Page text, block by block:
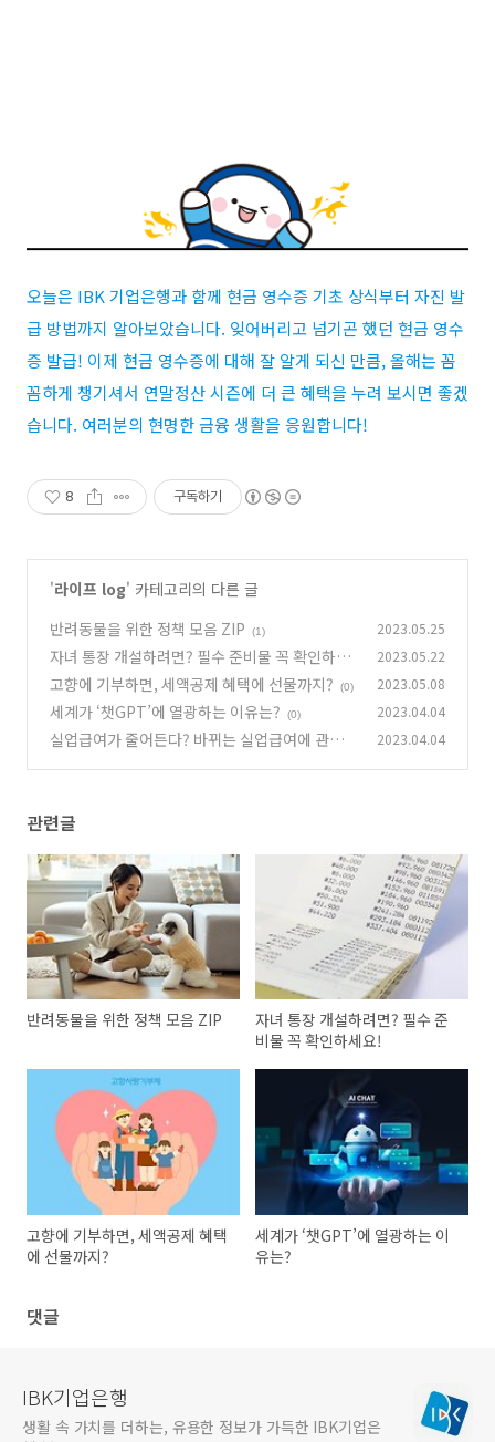
오늘은 IBK 기업은행과 함께 현금 영수증 기초 상식부터 자진 발
급 방법까지 알아보았습니다. 잊어버리고 넘기곤 했던 현금 영수
증 발급! 이제 현금 영수증에 대해 잘 알게 되신 만큼,올해는 꼼
꼼하게 챙기셔서 연말정산 시즌에 더 큰 혜택을 누려 보시면 좋겠
습니다. 여러분의 현명한 금융 생활을 응원합니다!
8 구독하기
'라이프 log' 카테고리의 다른 글
반려동물을 위한 정책 모음 ZIP
(1) 2023.05.25
자녀 통장 개설하려면? 필수 준비물 꼭 확인하세
요! (0)
2023.05.22
고향에 기부하면, 세액공제 혜택에 선물까지? (0) 2023.05.08
세계가 ‘챗GPT’에 열광하는 이유는? (0) 2023.04.04
실업급여가 줄어든다? 바뀌는 실업급여에 관한
2023.04.04
관련글
반려동물을 위한 정책 모음 ZIP
자녀 통장 개설하려면? 필수 준
비물 꼭 확인하세요!
고향에 기부하면, 세액공제 혜택
에 선물까지?
세계가 ‘챗GPT’에 열광하는 이
유는?
댓글
IBK기업은행
생활 속 가치를 더하는, 유용한 정보가 가득한 IBK기업은